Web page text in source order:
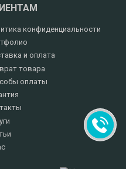
конфиденциальности
и оплата
товара
оплаты